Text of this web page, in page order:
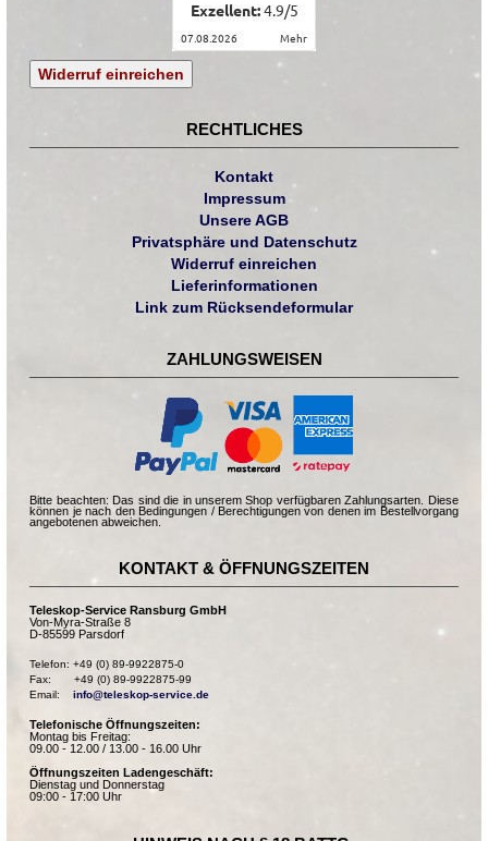
Exzellent:4.9/5
07.08.2026 mehr
Widerruf einreichen
RECHTLICHES
Kontakt
Impressum
Unsere AGB
Privatsphäre und Datenschutz
Widerruf einreichen
Lieferinformationen
Link zum Rücksendeformular
ZAHLUNGSWEISEN
Bitte beachten: Das sind die in unserem Shop verfügbaren Zahlungsarten. Diese
können je nach den Bedingungen / Berechtigungen von denen im Bestellvorgang
angebotenen abweichen.
KONTAKT & ÖFFNUNGSZEITEN
Teleskop-Service Ransburg GmbH
Von-Myra-Straße 8
D-85599 Parsdorf
Telefon: +49 (0) 89-9922875-0
Fax:       +49 (0) 89-9922875-99
Email: info@teleskop-service.de
Telefonische Öffnungszeiten:
Montag bis Freitag:
09.00 - 12.00 / 13.00 - 16.00 Uhr
Öffnungszeiten Ladengeschäft:
Dienstag und Donnerstag
09:00 - 17:00 Uhr